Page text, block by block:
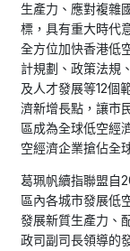
生產力、應對複雜
標，具有重大時代
全方位加快香港低
計規劃、政策法規
及人才發展等12個
濟新增長點，讓市
區成為全球低空經
空經濟企業搶佔全
葛珮帆續指聯盟自
區內各城市發展低
發展新質生產力、
政司副司長領導的